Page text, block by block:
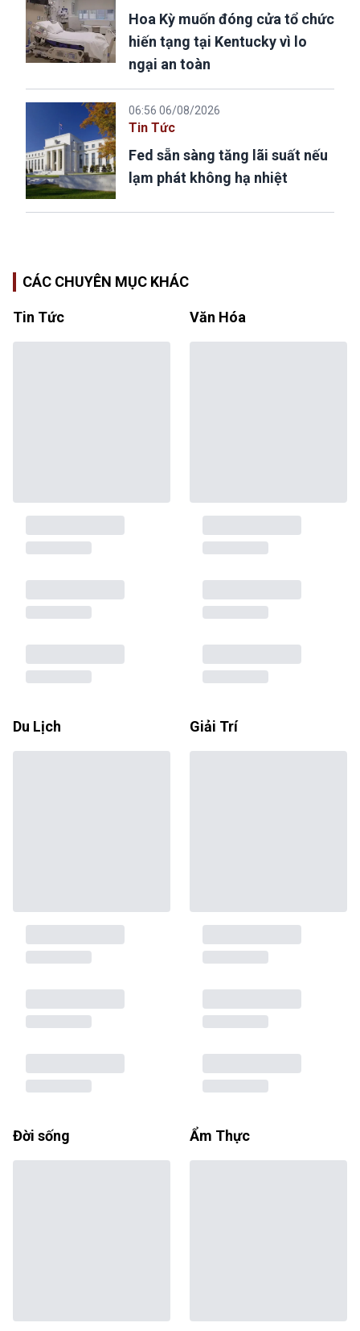
Hoa Kỳ muốn đóng cửa tổ chức
hiến tạng tại Kentucky vì lo
ngại an toàn
06:56 06/08/2026
Tin Tức
Fed sẵn sàng tăng lãi suất nếu
lạm phát không hạ nhiệt
CÁC CHUYÊN MỤC KHÁC
Tin Tức Văn Hóa
Du Lịch Giải Trí
Đời sống Ẩm Thực